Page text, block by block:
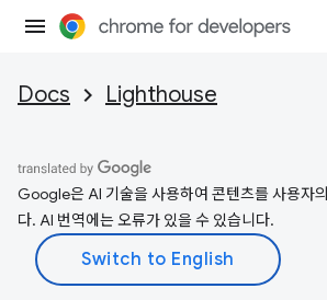
Docs Lighthouse
Google은 AI 기술을 사용하여 콘텐츠를 사용자
다. AI 번역에는 오류가 있을 수 있습니다.